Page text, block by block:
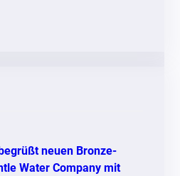
neuen Bronze-
Water Company mit